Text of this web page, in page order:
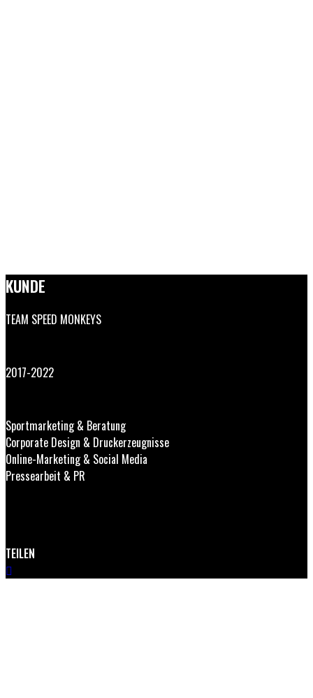
KUNDE
TEAM SPEED MONKEYS
2017-2022
Sportmarketing & Beratung
Corporate Design & Druckerzeugnisse
Online-Marketing & Social Media
Pressearbeit & PR
TEILEN